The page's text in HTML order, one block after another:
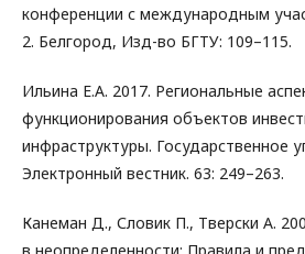
конференции с международным
2. Белгород, Изд-во БГТУ: 109–115.
Ильина Е.А. 2017. Региональные
функционирования объектов
инфраструктуры. Государственное
Электронный вестник. 63: 249–263.
Канеман Д., Словик П., Тверски А.